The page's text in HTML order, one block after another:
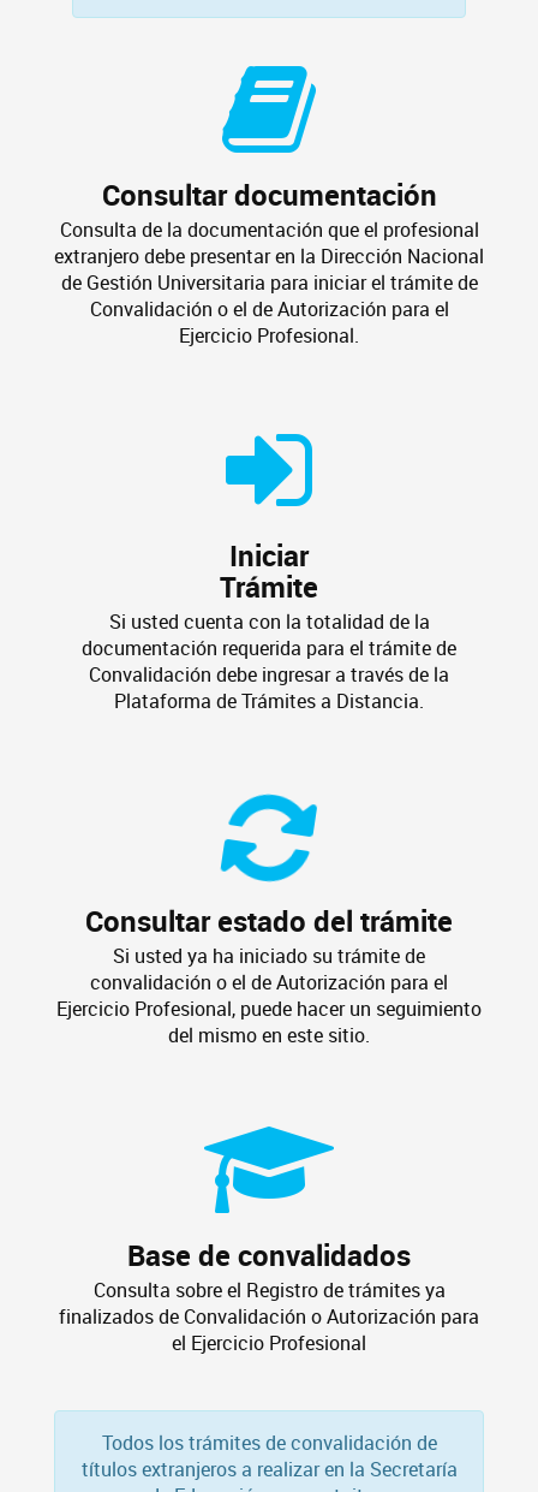
Consultar documentación
Consulta de la documentación que el profesional
extranjero debe presentar en la Dirección Nacional
de Gestión Universitaria para iniciar el trámite de
Convalidación o el de Autorización para el
Ejercicio Profesional.
Iniciar
Trámite
Si usted cuenta con la totalidad de la
documentación requerida para el trámite de
Convalidación debe ingresar a través de la
Plataforma de Trámites a Distancia.
Consultar estado del trámite
Si usted ya ha iniciado su trámite de
convalidación o el de Autorización para el
Ejercicio Profesional, puede hacer un seguimiento
del mismo en este sitio.
Base de convalidados
Consulta sobre el Registro de trámites ya
finalizados de Convalidación o Autorización para
el Ejercicio Profesional
Todos los trámites de convalidación de
títulos extranjeros a realizar en la Secretaría